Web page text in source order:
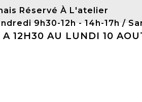
Réservé À L'atelier
9h30-12h - 14h-17h /
12H30 AU LUNDI 10